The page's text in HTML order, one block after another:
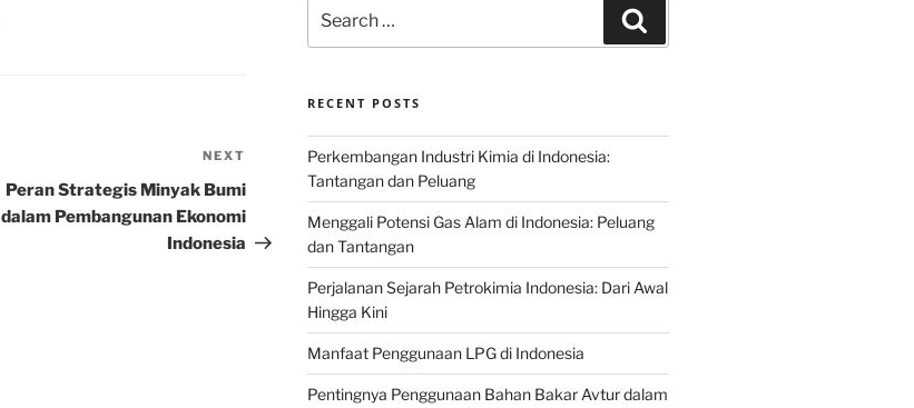
Post
NEXT
Peran Strategis Minyak Bumi
dalam Pembangunan Ekonomi
Indonesia
for:
RECENT POSTS
Perkembangan Industri Kimia di Indonesia:
Tantangan dan Peluang
Menggali Potensi Gas Alam di Indonesia: Peluang
dan Tantangan
Perjalanan Sejarah Petrokimia Indonesia: Dari Awal
Hingga Kini
Manfaat Penggunaan LPG di Indonesia
Pentingnya Penggunaan Bahan Bakar Avtur dalam